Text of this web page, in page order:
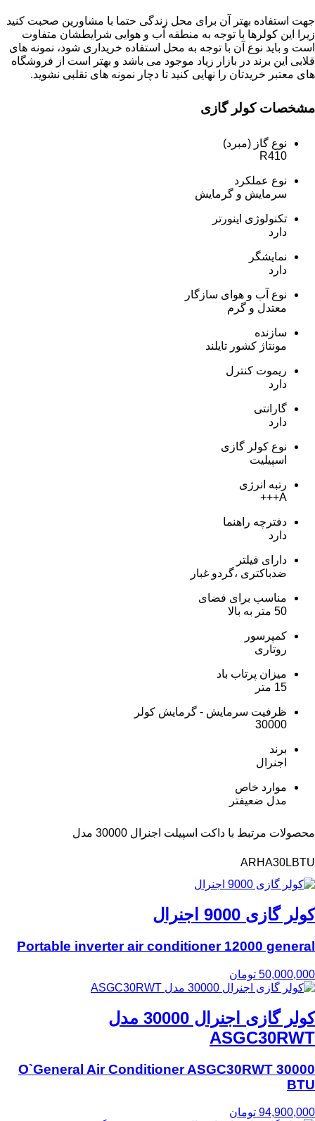
جهت استفاده بهتر آن برای محل زندگی حتما با مشاورین صحبت کنید
زیرا این کولرها با توجه به منطقه آب و هوایی شرایطشان متفاوت
است و باید نوع آن با توجه به محل استفاده خریداری شود، نمونه های
قلابی این برند در بازار زیاد موجود می باشد و بهتر است از فروشگاه
های معتبر خریدتان را نهایی کنید تا دچار نمونه های تقلبی نشوید.
مشخصات کولر گازی
نوع گاز (مبرد)
R410
نوع عملکرد
سرمایش و گرمایش
تکنولوژی اینورتر
دارد
نمایشگر
دارد
نوع آب و هوای سازگار
معتدل و گرم
سازنده
مونتاژ کشور تایلند
ریموت کنترل
دارد
گارانتی
دارد
نوع کولر گازی
اسپیلیت
رتبه انرژی
A+++
دفترچه راهنما
دارد
دارای فیلتر
ضدباکتری ،گردو غبار
مناسب برای فضای
50 متر به بالا
کمپرسور
روتاری
میزان پرتاب باد
15 متر
ظرفیت سرمایش - گرمایش کولر
30000
برند
اجنرال
موارد خاص
مدل ضعیفتر
محصولات مرتبط با داکت اسپیلت اجنرال 30000 مدل
ARHA30LBTU
کولر گازی 9000 اجنرال
Portable inverter air conditioner 12000 general
50,000,000 تومان
کولر گازی‌ اجنرال 30000 مدل
ASGC30RWT
O`General Air Conditioner ASGC30RWT 30000
BTU
94,900,000 تومان